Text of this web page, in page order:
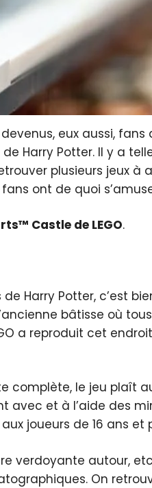
eux aussi, fans
Harry Potter. Il y a
plusieurs jeux à
fans ont de quoi
Castle de LEGO.
Harry Potter, c’est
bâtisse où
a reproduit cet
le jeu plaît
et à l’aide des
joueurs de 16 ans et
autour,
On